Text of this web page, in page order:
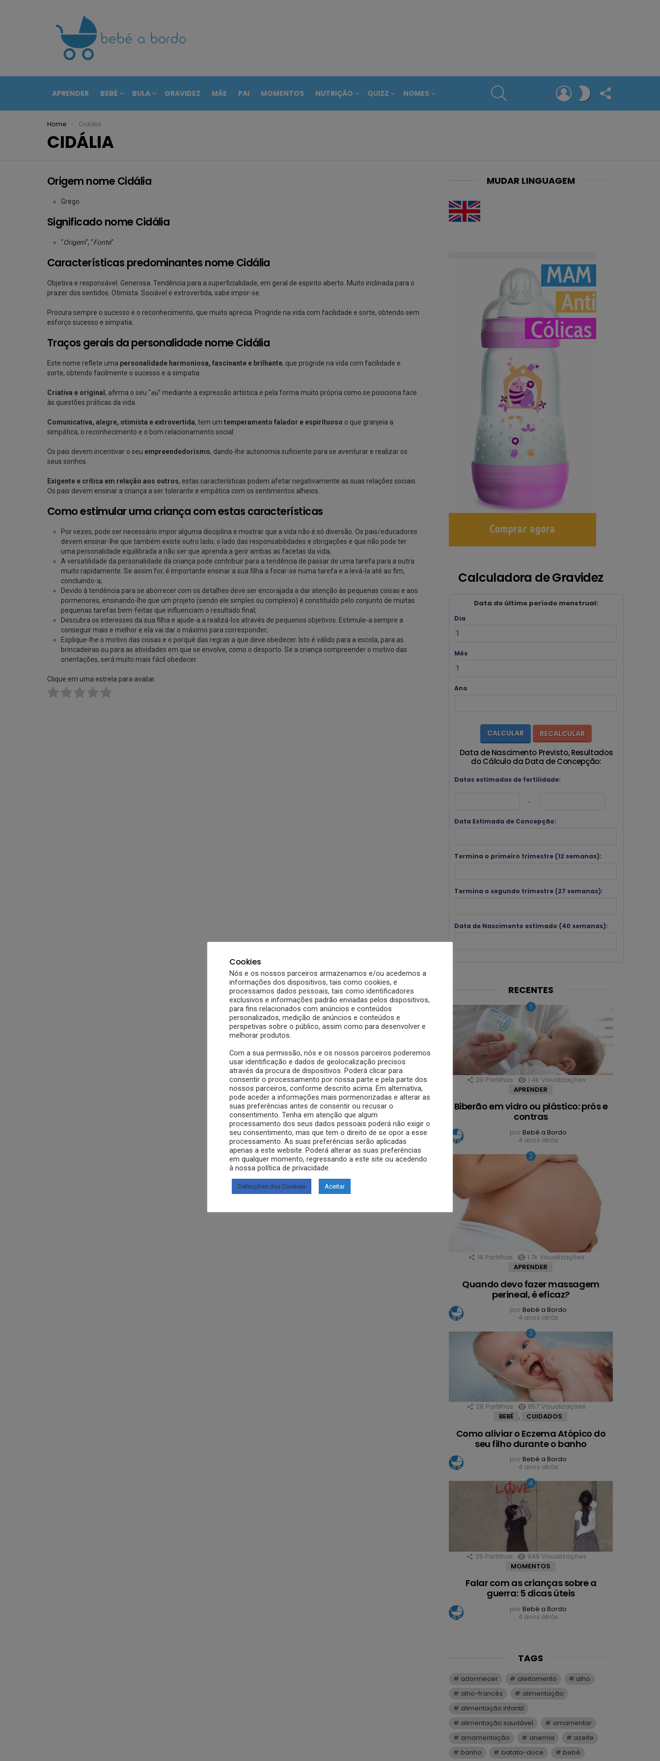
APRENDER BEBÉ BULA GRAVIDEZ MÃE PAI MOMENTOS NUTRIÇÃO QUIZZ NOMES
LOGIN
SWITCH
SKIN
You are here:
Home Cidália
CIDÁLIA
Origem nome Cidália
Grego
Significado nome Cidália
“Origem“, “Fonte“
Características predominantes nome Cidália
Objetiva e responsável. Generosa. Tendência para a superficialidade, em geral de espirito aberto. Muito inclinada para o
prazer dos sentidos. Otimista. Sociável e extrovertida, sabe impor-se.
Procura sempre o sucesso e o reconhecimento, que muito aprecia. Progride na vida com facilidade e sorte, obtendo sem
esforço sucesso e simpatia.
Traços gerais da personalidade nome Cidália
Este nome reflete uma personalidade harmoniosa, fascinante e brilhante, que progride na vida com facilidade e
sorte, obtendo facilmente o sucesso e a simpatia.
Criativa e original , afirma o seu “eu” mediante a expressão artística e pela forma muito própria como se posiciona face
às questões práticas da vida.
Comunicativa, alegre, otimista e extrovertida, tem um temperamento falador e espirituoso o que granjeia a
simpática, o reconhecimento e o bom relacionamento social.
Os pais devem incentivar o seu empreendedorismo, dando-lhe autonomia suficiente para se aventurar e realizar os
seus sonhos.
Exigente e crítica em relação aos outros, estas características podem afetar negativamente as suas relações sociais.
Os pais devem ensinar a criança a ser tolerante e empática com os sentimentos alheios.
Como estimular uma criança com estas características
Por vezes, pode ser necessário impor alguma disciplina e mostrar que a vida não é só diversão. Os pais/educadores
devem ensinar-lhe que também existe outro lado; o lado das responsabilidades e obrigações e que não pode ter
uma personalidade equilibrada a não ser que aprenda a gerir ambas as facetas da vida;
A versatilidade da personalidade da criança pode contribuir para a tendência de passar de uma tarefa para a outra
muito rapidamente. Se assim for, é importante ensinar a sua filha a focar-se numa tarefa e a levá-la até ao fim,
concluindo-a;
Devido à tendência para se aborrecer com os detalhes deve ser encorajada a dar atenção às pequenas coisas e aos
pormenores, ensinando-lhe que um projeto (sendo ele simples ou complexo) é constituído pelo conjunto de muitas
pequenas tarefas bem-feitas que influenciam o resultado final;
Descubra os interesses da sua filha e ajude-a a realizá-los através de pequenos objetivos. Estimule-a sempre a
conseguir mais e melhor e ela vai dar o máximo para corresponder;
Explique-lhe o motivo das coisas e o porquê das regras a que deve obedecer. Isto é válido para a escola, para as
brincadeiras ou para as atividades em que se envolve, como o desporto. Se a criança compreender o motivo das
orientações, será muito mais fácil obedecer.
Clique em uma estrela para avaliar.
MUDAR LINGUAGEM
Calculadora de Gravidez
Data do último período menstrual:
Dia
Mês
Ano
Data de Nascimento Previsto, Resultados
do Cálculo da Data de Concepção:
Datas estimadas de fertilidade:
-
Data Estimada de Concepção:
Termina o primeiro trimestre (12 semanas):
Termina o segundo trimestre (27 semanas):
Data de Nascimento estimado (40 semanas):
RECENTES
20 Partilhas 1.4k Visualizações
APRENDER
Biberão em vidro ou plástico: prós e
contras
por Bebé a Bordo
4 anos atrás
18 Partilhas 1.7k Visualizações
APRENDER
Quando devo fazer massagem
perineal, é eficaz?
por Bebé a Bordo
4 anos atrás
28 Partilhas 857 Visualizações
BEBÉ
CUIDADOS
Como aliviar o Eczema Atópico do
seu filho durante o banho
por Bebé a Bordo
4 anos atrás
25 Partilhas 949 Visualizações
MOMENTOS
Falar com as crianças sobre a
guerra: 5 dicas úteis
por Bebé a Bordo
4 anos atrás
TAGS
adormecer aleitamento
alho
alho-francês
alimentação
alimentação infantil
alimentação saudável
amamentar
amamentação
anemia
azeite
banho
batata-doce bebé
Cookies
Nós e os nossos parceiros armazenamos e/ou acedemos a
informações dos dispositivos, tais como cookies, e
processamos dados pessoais, tais como identificadores
exclusivos e informações padrão enviadas pelos dispositivos,
para fins relacionados com anúncios e conteúdos
personalizados, medição de anúncios e conteúdos e
perspetivas sobre o público, assim como para desenvolver e
melhorar produtos.
Com a sua permissão, nós e os nossos parceiros poderemos
usar identificação e dados de geolocalização precisos
através da procura de dispositivos. Poderá clicar para
consentir o processamento por nossa parte e pela parte dos
nossos parceiros, conforme descrito acima. Em alternativa,
pode aceder a informações mais pormenorizadas e alterar as
suas preferências antes de consentir ou recusar o
consentimento. Tenha em atenção que algum
processamento dos seus dados pessoais poderá não exigir o
seu consentimento, mas que tem o direito de se opor a esse
processamento. As suas preferências serão aplicadas
apenas a este website. Poderá alterar as suas preferências
em qualquer momento, regressando a este site ou acedendo
à nossa política de privacidade.
Definições das Cookies Aceitar